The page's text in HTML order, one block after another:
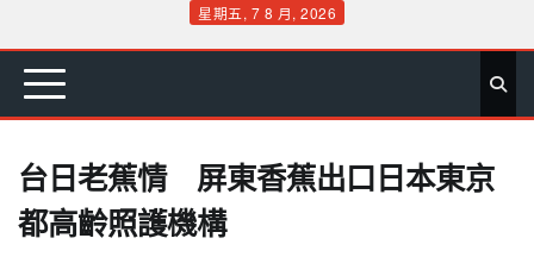
content
星期五, 7 8 月, 2026
首 要 娛 生 社 文 公 運 旅 政 地 專
台日老蕉情 屏東香蕉出口日本東京
都高齡照護機構